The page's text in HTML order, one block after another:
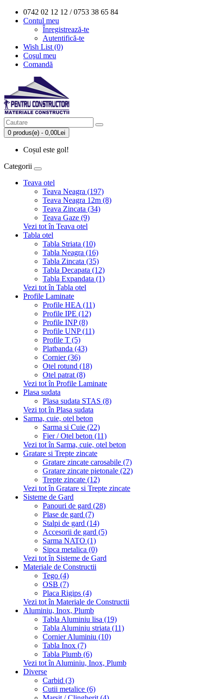
0742 02 12 12 / 0753 38 65 84
Contul meu
Înregistrează-te
Autentifică-te
Wish List (0)
Coşul meu
Comandă
0 produs(e) - 0,00Lei
Coșul este gol!
Categorii
Teava otel
Teava Neagra (197)
Teava Neagra 12m (8)
Teava Zincata (34)
Teava Gaze (9)
Vezi tot în Teava otel
Tabla otel
Tabla Striata (10)
Tabla Neagra (16)
Tabla Zincata (35)
Tabla Decapata (12)
Tabla Expandata (1)
Vezi tot în Tabla otel
Profile Laminate
Profile HEA (11)
Profile IPE (12)
Profile INP (8)
Profile UNP (11)
Profile T (5)
Platbanda (43)
Cornier (36)
Otel rotund (18)
Otel patrat (8)
Vezi tot în Profile Laminate
Plasa sudata
Plasa sudata STAS (8)
Vezi tot în Plasa sudata
Sarma, cuie, otel beton
Sarma si Cuie (22)
Fier / Otel beton (11)
Vezi tot în Sarma, cuie, otel beton
Gratare si Trepte zincate
Gratare zincate carosabile (7)
Gratare zincate pietonale (22)
Trepte zincate (12)
Vezi tot în Gratare si Trepte zincate
Sisteme de Gard
Panouri de gard (28)
Plase de gard (7)
Stalpi de gard (14)
Accesorii de gard (5)
Sarma NATO (1)
Sipca metalica (0)
Vezi tot în Sisteme de Gard
Materiale de Constructii
Tego (4)
OSB (7)
Placa Rigips (4)
Vezi tot în Materiale de Constructii
Aluminiu, Inox, Plumb
Tabla Aluminiu lisa (19)
Tabla Aluminiu striata (11)
Cornier Aluminiu (10)
Tabla Inox (7)
Tabla Plumb (6)
Vezi tot în Aluminiu, Inox, Plumb
Diverse
Carbid (3)
Cutii metalice (6)